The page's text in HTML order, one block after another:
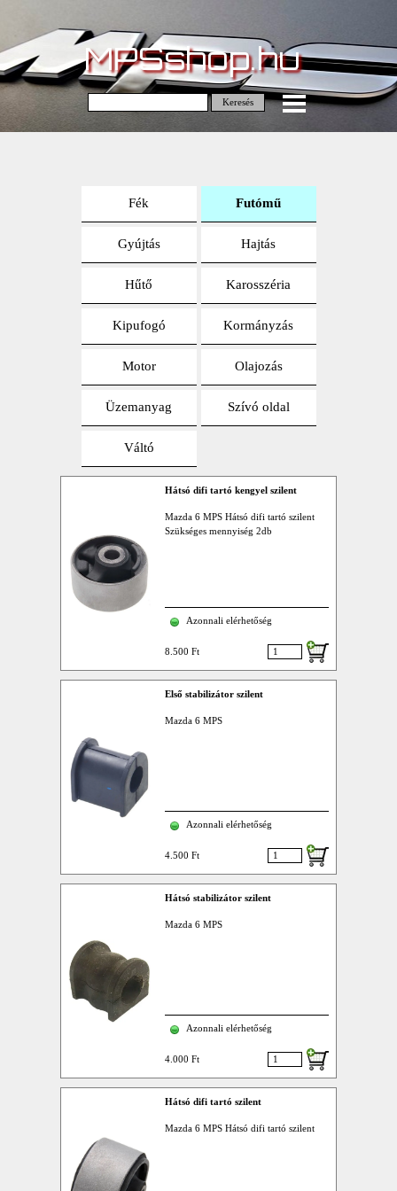
Keresés
MPSshop.hu
Fék Futómű
Gyújtás Hajtás
Hűtő Karosszéria
Kipufogó Kormányzás
Motor Olajozás
Üzemanyag Szívó oldal
Váltó
Hátsó difi tartó kengyel szilent
Mazda 6 MPS Hátsó difi tartó szilent
Szükséges mennyiség 2db
Azonnali elérhetőség
8.500 Ft
Első stabilizátor szilent
Mazda 6 MPS
Azonnali elérhetőség
4.500 Ft
Hátsó stabilizátor szilent
Mazda 6 MPS
Azonnali elérhetőség
4.000 Ft
Hátsó difi tartó szilent
Mazda 6 MPS Hátsó difi tartó szilent